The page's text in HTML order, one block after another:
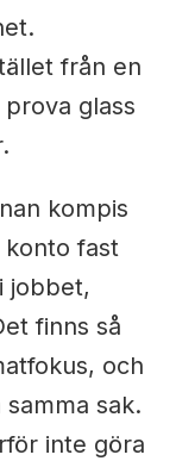
från en
glass
kompis
fast
jobbet,
finns så
och
sak.
inte göra